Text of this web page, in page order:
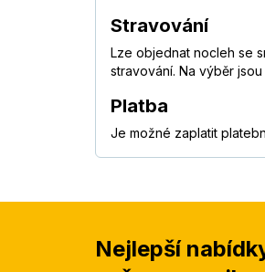
Stravování
Lze objednat nocleh se
stravování. Na výběr
Platba
Je možné zaplatit
Nejlepší